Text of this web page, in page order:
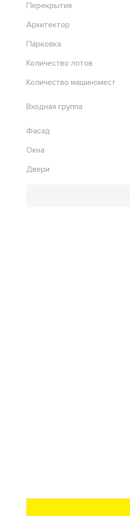
Перекрытия
Архитектор
Парковка
Количество лотов
Количество машиномест
Входная группа
Фасад
Окна
Двери